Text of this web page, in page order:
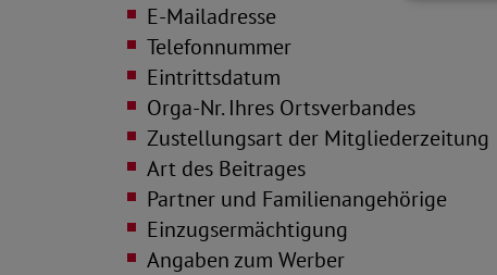
E-Mailadresse
Telefonnummer
Eintrittsdatum
Orga-Nr. Ihres Ortsverbandes
Zustellungsart der Mitgliederzeitung
Art des Beitrages
Partner und Familienangehörige
Einzugsermächtigung
Angaben zum Werber